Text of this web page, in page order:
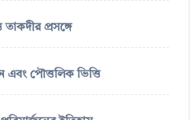
প্রসঙ্গে
এবং পৌত্তলিক ভিত্তি